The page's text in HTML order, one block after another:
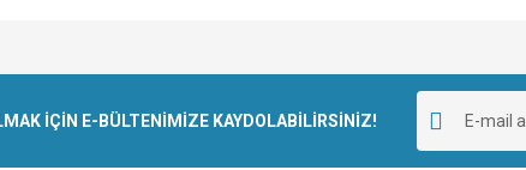
İÇİN E-BÜLTENİMİZE KAYDOLABİLİRSİNİZ!